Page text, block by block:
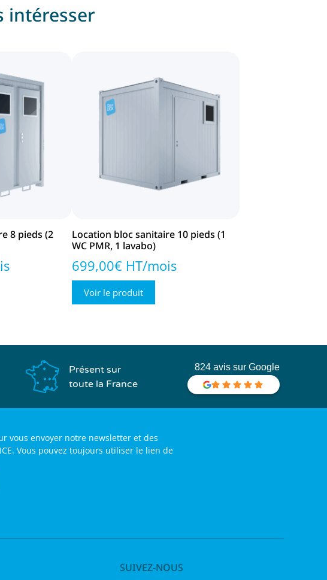
intéresser
8 pieds (2
Location bloc sanitaire 10 pieds (1
WC PMR, 1 lavabo)
699,00€ HT/mois
Voir le produit
Présent sur
toute la France
824 avis sur Google
vous envoyer notre newsletter et des
Vous pouvez toujours utiliser le lien de
SUIVEZ-NOUS